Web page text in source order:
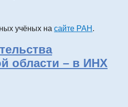
учёных на сайте РАН .
области – в ИНХ